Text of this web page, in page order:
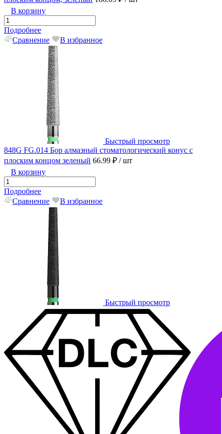
В корзину
Подробнее
Сравнение
В избранное
Быстрый просмотр
848G FG.014 Бор алмазный стоматологический конус с
плоским концом зеленый 66.99 ₽ / шт
В корзину
Подробнее
Сравнение
В избранное
Быстрый просмотр